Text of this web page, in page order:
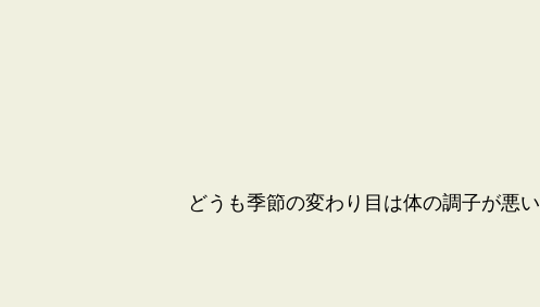
どうも季節の変わり目は体の調子が悪い